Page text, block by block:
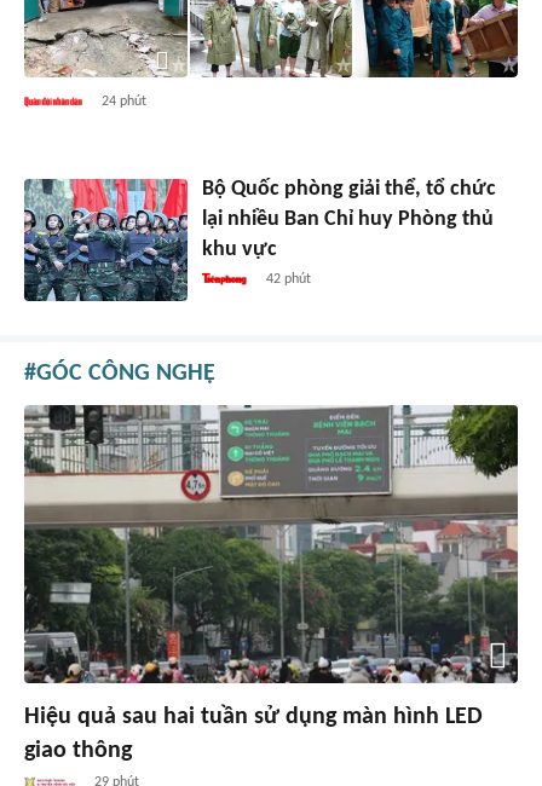
24 phút
Bộ Quốc phòng giải thể, tổ chức
lại nhiều Ban Chỉ huy Phòng thủ
khu vực
42 phút
GÓC CÔNG NGHỆ
Hiệu quả sau hai tuần sử dụng màn hình LED
giao thông
29 phút